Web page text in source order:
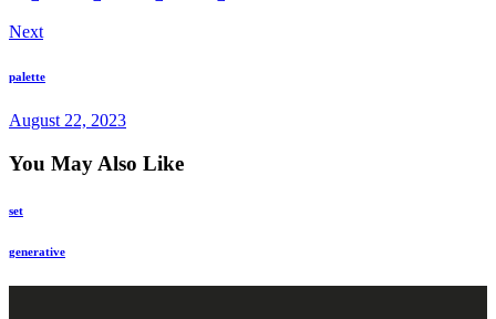
Next
palette
August 22, 2023
You May Also Like
set
generative